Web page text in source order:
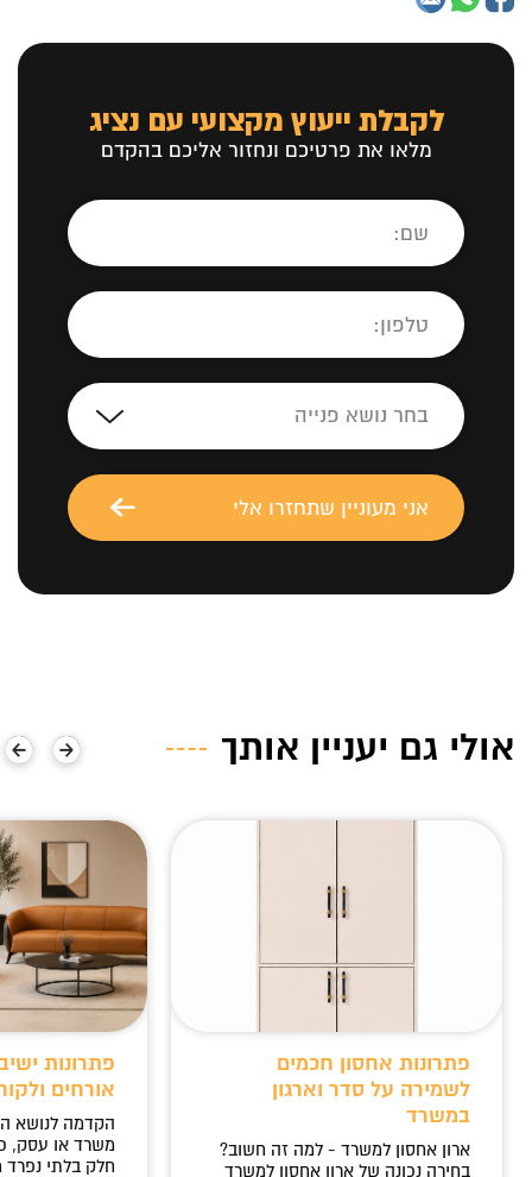
לקבלת ייעוץ מקצועי עם נציג
מלאו את פרטיכם ונחזור אליכם בהקדם
אולי גם יעניין אותך
פתרונות אחסון חכמים
לשמירה על סדר וארגון
במשרד
ארון אחסון למשרד - למה זה חשוב?
בחירה נכונה של ארון אחסון למשרד
פתרונות
אורחים
הקדמה לנושא
משרד או עסק,
חלק בלתי נפרד